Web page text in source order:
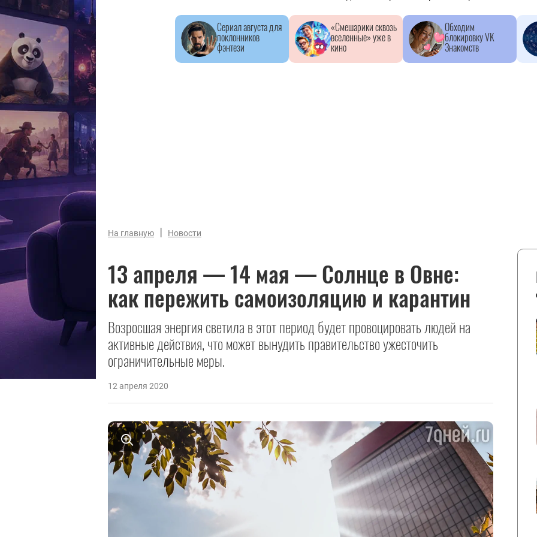
Сериал августа для
поклонников
фэнтези
«Смешарики сквозь
вселенные» уже в
кино
Обходим
блокировку VK
Знакомств
На главную | Новости
13 апреля — 14 мая — Солнце в Овне:
как пережить самоизоляцию и карантин
Возросшая энергия светила в этот период будет провоцировать людей на
активные действия, что может вынудить правительство ужесточить
ограничительные меры.
12 апреля 2020